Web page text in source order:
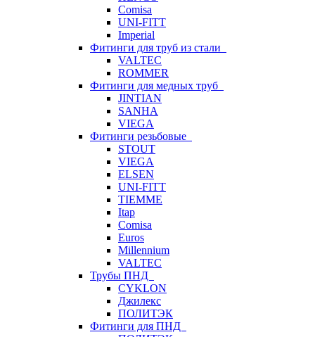
Comisa
UNI-FITT
Imperial
Фитинги для труб из стали
VALTEC
ROMMER
Фитинги для медных труб
JINTIAN
SANHA
VIEGA
Фитинги резьбовые
STOUT
VIEGA
ELSEN
UNI-FITT
TIEMME
Itap
Comisa
Euros
Millennium
VALTEC
Трубы ПНД
CYKLON
Джилекс
ПОЛИТЭК
Фитинги для ПНД